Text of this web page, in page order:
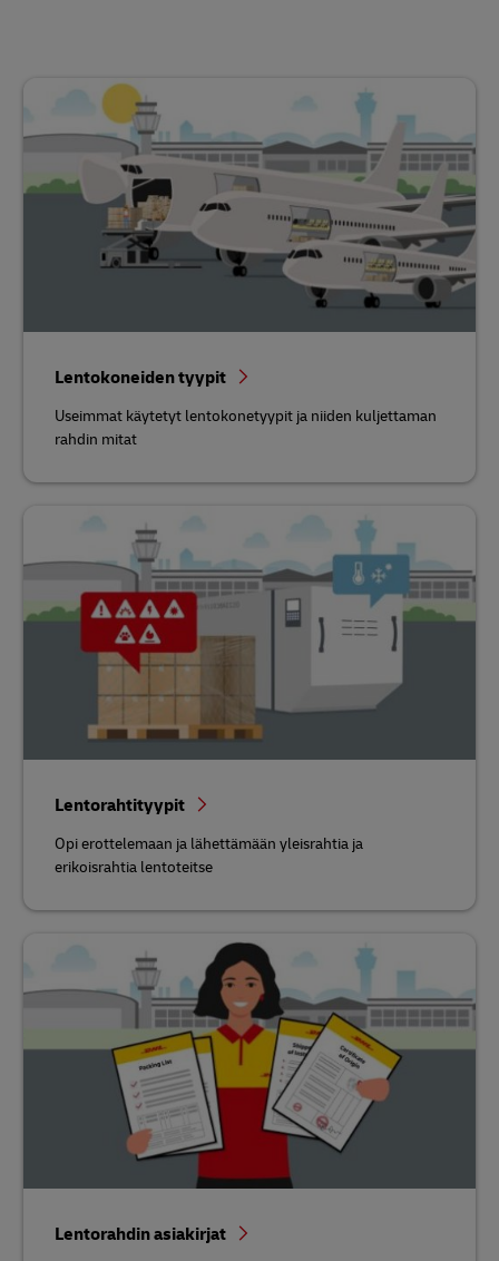
Lentokoneiden tyypit
Useimmat käytetyt lentokonetyypit ja niiden kuljettaman
rahdin mitat
Lentorahtityypit
Opi erottelemaan ja lähettämään yleisrahtia ja
erikoisrahtia lentoteitse
Lentorahdin asiakirjat